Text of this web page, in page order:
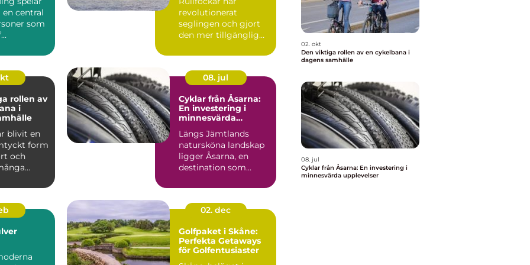
central
som
revolutionerat
seglingen och gjort
den mer tillgänglig
rollen av
i
blivit en
form
och
08. jul
Cyklar från Åsarna:
En investering i
minnesvärda
Längs Jämtlands
natursköna landskap
ligger Åsarna, en
destination som
02. dec
Golfpaket i Skåne:
Perfekta Getaways
för Golfentusiaster
02. okt
Den viktiga rollen av en cykelbana i
dagens samhälle
08. jul
Cyklar från Åsarna: En investering i
minnesvärda upplevelser